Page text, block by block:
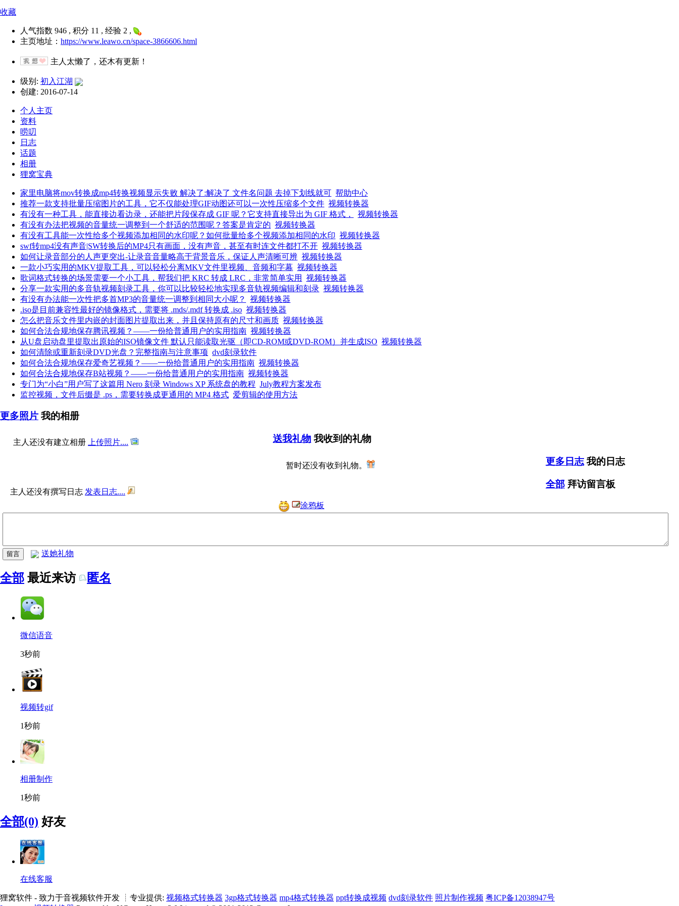
收藏
人气指数 946 , 积分 11 , 经验 2 ,
主页地址： https://www.leawo.cn/space-3866606.html
主人太懒了，还木有更新！
级别: 初入江湖
创建: 2016-07-14
个人主页
资料
唠叨
日志
话题
相册
狸窝宝典
家里电脑将mov转换成mp4转换视频显示失败 解决了:解决了 文件名问题 去掉下划线就可 帮助中心
推荐一款支持批量压缩图片的工具，它不仅能处理GIF动图还可以一次性压缩多个文件 视频转换器
有没有一种工具，能直接边看边录，还能把片段保存成 GIF 呢？它支持直接导出为 GIF 格式，
视频转换器
有没有办法把视频的音量统一调整到一个舒适的范围呢？答案是肯定的 视频转换器
有没有工具能一次性给多个视频添加相同的水印呢？如何批量给多个视频添加相同的水印 视频转换器
swf转mp4没有声音|SW转换后的MP4只有画面，没有声音，甚至有时连文件都打不开 视频转换器
如何让录音部分的人声更突出-让录音音量略高于背景音乐，保证人声清晰可辨 视频转换器
一款小巧实用的MKV提取工具，可以轻松分离MKV文件里视频、音频和字幕 视频转换器
歌词格式转换的场景需要一个小工具，帮我们把 KRC 转成 LRC，非常简单实用
视频转换器
分享一款实用的多音轨视频刻录工具，你可以比较轻松地实现多音轨视频编辑和刻录 视频转换器
有没有办法能一次性把多首MP3的音量统一调整到相同大小呢？
视频转换器
.iso是目前兼容性最好的镜像格式，需要将 .mds/.mdf 转换成 .iso 视频转换器
怎么把音乐文件里内嵌的封面图片提取出来，并且保持原有的尺寸和画质 视频转换器
如何合法合规地保存腾讯视频？——一份给普通用户的实用指南 视频转换器
从U盘启动盘里提取出原始的ISO镜像文件 默认只能读取光驱（即CD-ROM或DVD-ROM）并生成ISO 视频转换器
如何清除或重新刻录DVD光盘？完整指南与注意事项 dvd刻录软件
如何合法合规地保存爱奇艺视频？——一份给普通用户的实用指南 视频转换器
如何合法合规地保存B站视频？——一份给普通用户的实用指南 视频转换器
专门为“小白”用户写了这篇用 Nero 刻录 Windows XP 系统盘的教程 July教程方案发布
监控视频，文件后缀是 .ps，需要转换成更通用的 MP4 格式 爱剪辑的使用方法
更多照片 我的相册
主人还没有建立相册 上传照片.... 送我礼物 我收到的礼物
暂时还没有收到礼物。 更多日志 我的日志
主人还没有撰写日志 发表日志....
全部 拜访留言板
涂鸦板
送她礼物
全部 最近来访 匿名
微信语音
3秒前
视频转gif
1秒前
相册制作
1秒前
全部(0) 好友
在线客服
狸窝软件 - 致力于音视频软件开发 ┊专业提供: 视频格式转换器 3gp格式转换器 mp4格式转换器 ppt转换成视频 dvd刻录软件 照片制作视频 粤ICP备12038947号